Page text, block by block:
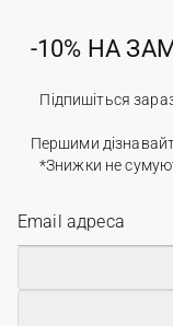
-10% НА
Підпишіться
Першими
*Знижки не